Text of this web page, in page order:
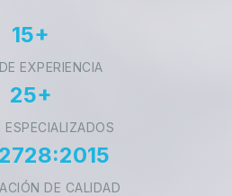
15+
EXPERIENCIA
25+
ESPECIALIZADOS
DE CALIDAD